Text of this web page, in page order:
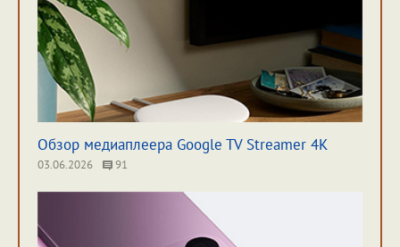
Обзор медиаплеера Google TV Streamer 4K
03.06.2026 91